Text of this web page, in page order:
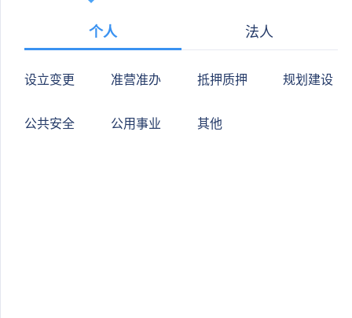
个人 法人
设立变更 准营准办 抵押质押 规划建设
公共安全 公用事业 其他